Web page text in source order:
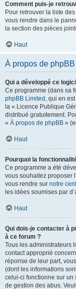
Comment puis-je
Pour retrouver la liste
vous rendre dans le
la section des pièces
Haut
À propos de phpBB
Qui a développé ce
Ce programme (dans sa
phpBB Limited , qui en
la « Licence Publique
distribué gratuitement.
« À propos de phpBB »
Haut
Pourquoi la
Ce programme a été
vous souhaitez proposer
vous rendre sur notre
les idées soumises par
Haut
Qui dois-je contacter à
à ce forum ?
Tous les administrateurs
contact approprié
réponse de leur part,
(dont les informations
celui-ci fonctionne sur un
de gestion des abus.